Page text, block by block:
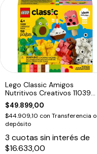
Lego Classic Amigos
Nutritivos Creativos 11039
Bloques
$49.899,00
$44.909,10 con Transferencia o
depósito
3 cuotas sin interés de
$16.633,00